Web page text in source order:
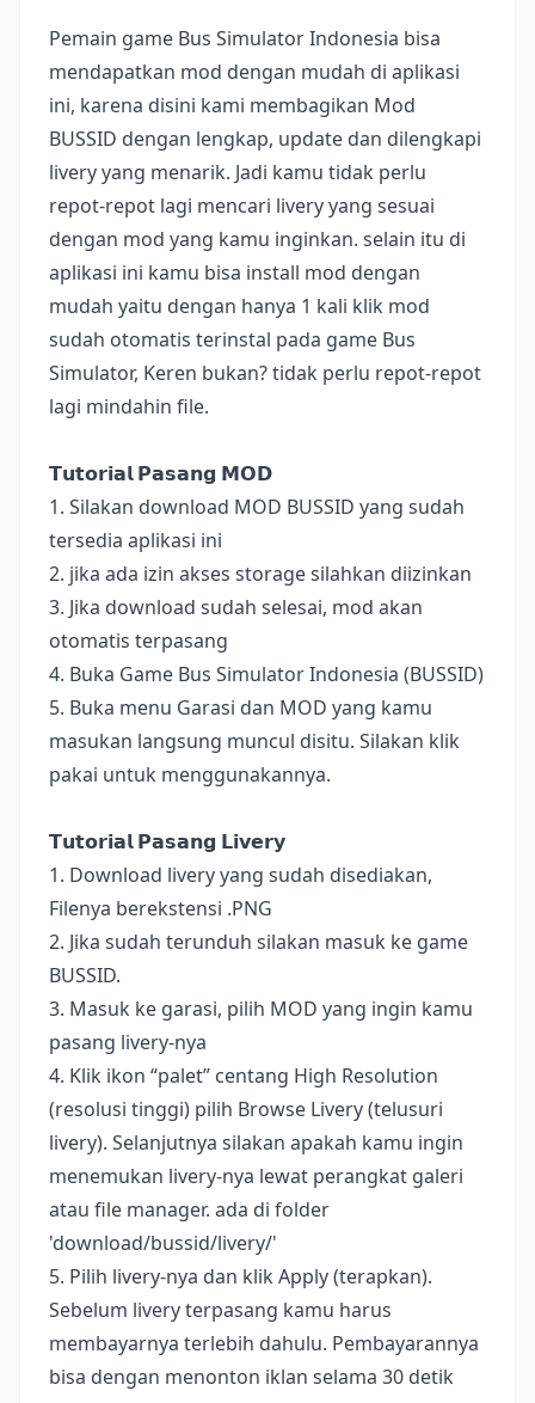
Pemain game Bus Simulator Indonesia bisa
mendapatkan mod dengan mudah di aplikasi
ini, karena disini kami membagikan Mod
BUSSID dengan lengkap, update dan dilengkapi
livery yang menarik. Jadi kamu tidak perlu
repot-repot lagi mencari livery yang sesuai
dengan mod yang kamu inginkan. selain itu di
aplikasi ini kamu bisa install mod dengan
mudah yaitu dengan hanya 1 kali klik mod
sudah otomatis terinstal pada game Bus
Simulator, Keren bukan? tidak perlu repot-repot
lagi mindahin file.
𝗧𝘂𝘁𝗼𝗿𝗶𝗮𝗹 𝗣𝗮𝘀𝗮𝗻𝗴 𝗠𝗢𝗗
1. Silakan download MOD BUSSID yang sudah
tersedia aplikasi ini
2. jika ada izin akses storage silahkan diizinkan
3. Jika download sudah selesai, mod akan
otomatis terpasang
4. Buka Game Bus Simulator Indonesia (BUSSID)
5. Buka menu Garasi dan MOD yang kamu
masukan langsung muncul disitu. Silakan klik
pakai untuk menggunakannya.
𝗧𝘂𝘁𝗼𝗿𝗶𝗮𝗹 𝗣𝗮𝘀𝗮𝗻𝗴 𝗟𝗶𝘃𝗲𝗿𝘆
1. Download livery yang sudah disediakan,
Filenya berekstensi .PNG
2. Jika sudah terunduh silakan masuk ke game
BUSSID.
3. Masuk ke garasi, pilih MOD yang ingin kamu
pasang livery-nya
4. Klik ikon “palet” centang High Resolution
(resolusi tinggi) pilih Browse Livery (telusuri
livery). Selanjutnya silakan apakah kamu ingin
menemukan livery-nya lewat perangkat galeri
atau file manager. ada di folder
'download/bussid/livery/'
5. Pilih livery-nya dan klik Apply (terapkan).
Sebelum livery terpasang kamu harus
membayarnya terlebih dahulu. Pembayarannya
bisa dengan menonton iklan selama 30 detik